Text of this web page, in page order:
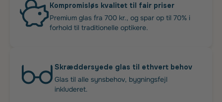
Kompromisløs kvalitet til fair priser
Premium glas fra 700 kr., og spar op til 70% i
forhold til traditionelle optikere.
Skræddersyede glas til ethvert behov
Glas til alle synsbehov, bygningsfejl
inkluderet.